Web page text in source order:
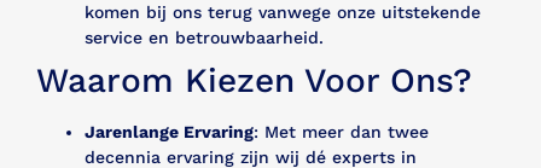
komen bij ons terug vanwege onze uitstekende
service en betrouwbaarheid.
Waarom Kiezen Voor Ons?
Jarenlange Ervaring: Met meer dan twee
decennia ervaring zijn wij dé experts in